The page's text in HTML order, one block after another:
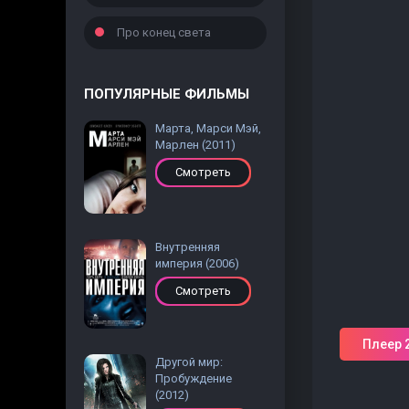
Про конец света
ПОПУЛЯРНЫЕ ФИЛЬМЫ
Марта, Марси Мэй,
Марлен (2011)
Смотреть
Внутренняя
империя (2006)
Смотреть
Другой мир:
Пробуждение
(2012)
Плеер